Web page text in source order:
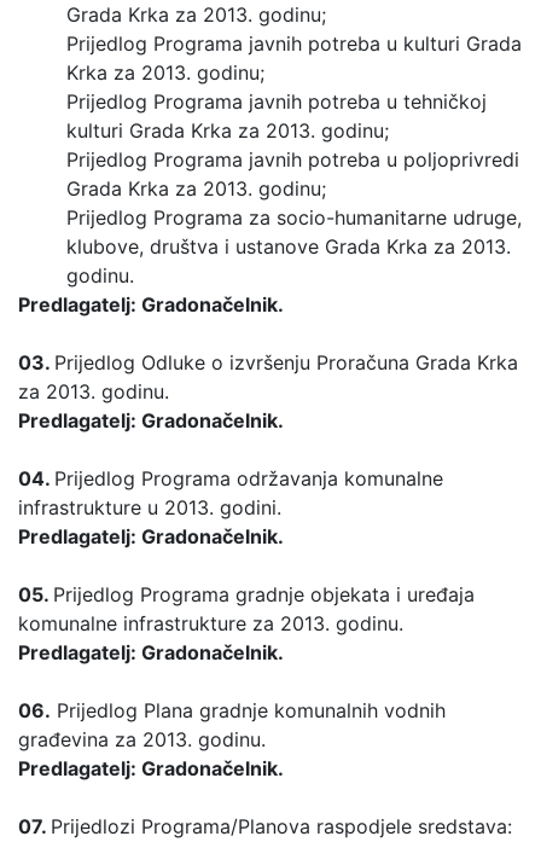
Grada Krka za 2013. godinu;
Prijedlog Programa javnih potreba u kulturi Grada
Krka za 2013. godinu;
Prijedlog Programa javnih potreba u tehničkoj
kulturi Grada Krka za 2013. godinu;
Prijedlog Programa javnih potreba u poljoprivredi
Grada Krka za 2013. godinu;
Prijedlog Programa za socio-humanitarne udruge,
klubove, društva i ustanove Grada Krka za 2013.
godinu.
Predlagatelj: Gradonačelnik.
03. Prijedlog Odluke o izvršenju Proračuna Grada Krka
za 2013. godinu.
Predlagatelj: Gradonačelnik.
04. Prijedlog Programa održavanja komunalne
infrastrukture u 2013. godini.
Predlagatelj: Gradonačelnik.
05. Prijedlog Programa gradnje objekata i uređaja
komunalne infrastrukture za 2013. godinu.
Predlagatelj: Gradonačelnik.
06. Prijedlog Plana gradnje komunalnih vodnih
građevina za 2013. godinu.
Predlagatelj: Gradonačelnik.
07. Prijedlozi Programa/Planova raspodjele sredstava: